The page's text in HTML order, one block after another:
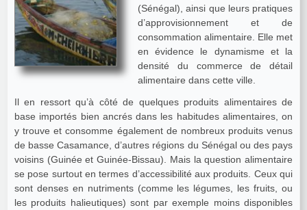
(Sénégal), ainsi que leurs pratiques
d’approvisionnement et de
consommation alimentaire. Elle met
en évidence le dynamisme et la
densité du commerce de détail
alimentaire dans cette ville.
Il en ressort qu’à côté de quelques produits alimentaires de
base importés bien ancrés dans les habitudes alimentaires, on
y trouve et consomme également de nombreux produits venus
de basse Casamance, d’autres régions du Sénégal ou des pays
voisins (Guinée et Guinée-Bissau). Mais la question alimentaire
se pose surtout en termes d’accessibilité aux produits. Ceux qui
sont denses en nutriments (comme les légumes, les fruits, ou
les produits halieutiques) sont par exemple moins disponibles